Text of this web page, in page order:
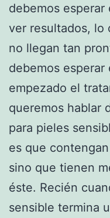
debemos esperar
ver resultados, lo
no llegan tan
debemos esperar
empezado el
queremos hablar
para pieles
es que
sino que tienen
éste. Recién
sensible termina